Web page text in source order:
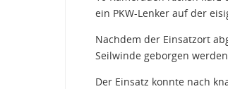
ein PKW-Lenker auf der
Nachdem der Einsatzort
Seilwinde geborgen
Der Einsatz konnte nach